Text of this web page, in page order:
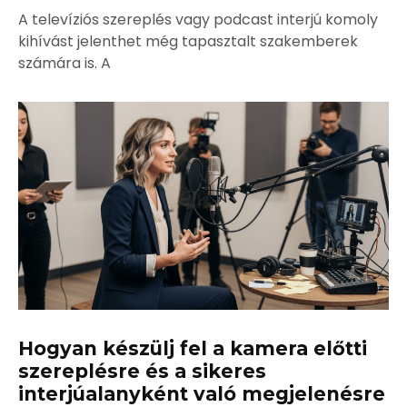
A televíziós szereplés vagy podcast interjú komoly
kihívást jelenthet még tapasztalt szakemberek
számára is. A
Hogyan készülj fel a kamera előtti
szereplésre és a sikeres
interjúalanyként való megjelenésre